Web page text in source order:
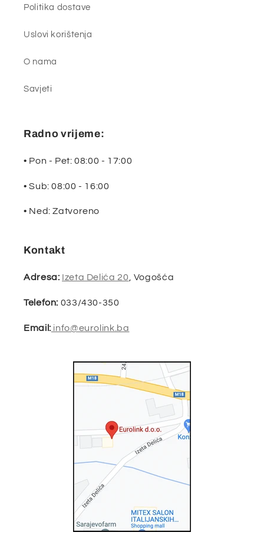
Politika dostave
Uslovi korištenja
O nama
Savjeti
Radno vrijeme:
• Pon - Pet: 08:00 - 17:00
• Sub: 08:00 - 16:00
• Ned: Zatvoreno
Kontakt
Adresa: Izeta Delića 20, Vogošća
Telefon: 033/430-350
Email: info@eurolink.ba